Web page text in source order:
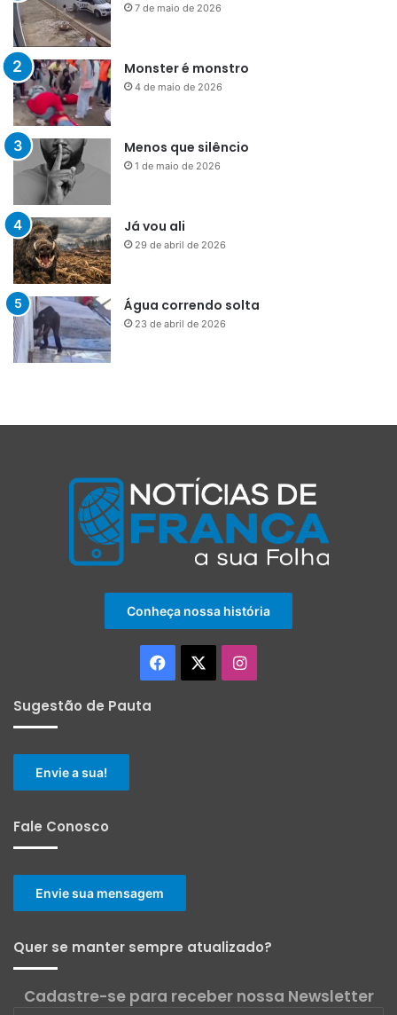
7 de maio de 2026
Monster é monstro
4 de maio de 2026
Menos que silêncio
1 de maio de 2026
Já vou ali
29 de abril de 2026
Água correndo solta
23 de abril de 2026
Conheça nossa história
Facebook Instagram
Sugestão de Pauta
Envie a sua!
Fale Conosco
Envie sua mensagem
Quer se manter sempre atualizado?
Cadastre-se para receber nossa Newsletter